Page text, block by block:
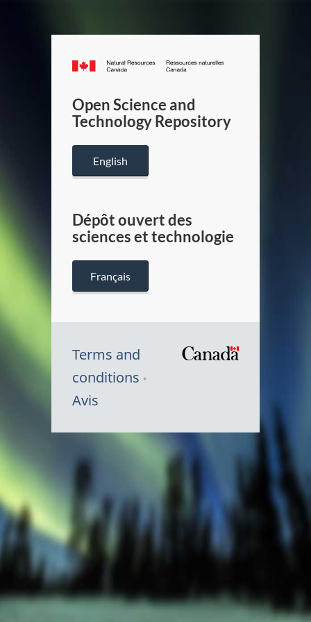
Canada.ca
/
Canada
Open Science and
Technology Repository
English
Dépôt ouvert des
sciences et technologie
Français
Terms and
conditions
Avis
Canada